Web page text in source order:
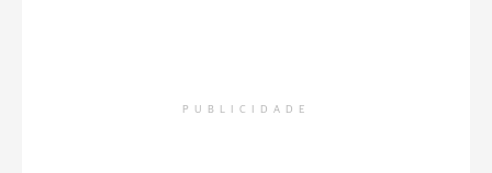
PUBLICIDADE